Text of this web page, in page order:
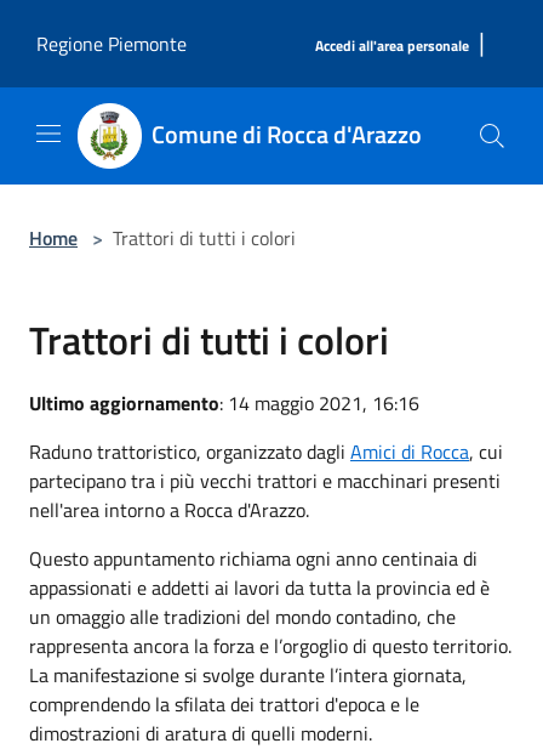
Regione Piemonte
Accedi all'area personale |
Comune di Rocca d'Arazzo
Home > Trattori di tutti i colori
Trattori di tutti i colori
Ultimo aggiornamento: 14 maggio 2021, 16:16
Raduno trattoristico, organizzato dagli Amici di Rocca, cui
partecipano tra i più vecchi trattori e macchinari presenti
nell'area intorno a Rocca d'Arazzo.
Questo appuntamento richiama ogni anno centinaia di
appassionati e addetti ai lavori da tutta la provincia ed è
un omaggio alle tradizioni del mondo contadino, che
rappresenta ancora la forza e l’orgoglio di questo territorio.
La manifestazione si svolge durante l’intera giornata,
comprendendo la sfilata dei trattori d'epoca e le
dimostrazioni di aratura di quelli moderni.